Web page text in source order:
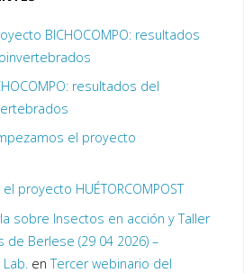
BICHOCOMPO: resultados
resultados del
el proyecto
proyecto HUÉTORCOMPOST
sobre Insectos en acción y Taller
Berlese (29 04 2026) –
enTercer webinario del